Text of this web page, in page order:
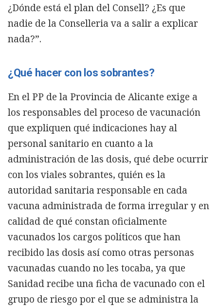
¿Dónde está el plan del Consell? ¿Es que
nadie de la Conselleria va a salir a explicar
nada?”.
¿Qué hacer con los sobrantes?
En el PP de la Provincia de Alicante exige a
los responsables del proceso de vacunación
que expliquen qué indicaciones hay al
personal sanitario en cuanto a la
administración de las dosis, qué debe ocurrir
con los viales sobrantes, quién es la
autoridad sanitaria responsable en cada
vacuna administrada de forma irregular y en
calidad de qué constan oficialmente
vacunados los cargos políticos que han
recibido las dosis así como otras personas
vacunadas cuando no les tocaba, ya que
Sanidad recibe una ficha de vacunado con el
grupo de riesgo por el que se administra la